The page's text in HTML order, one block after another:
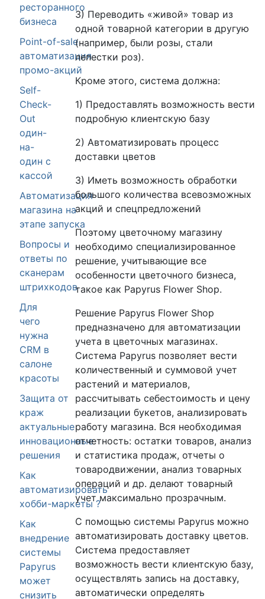
ресторанного
бизнеса
Point-of-sale
автоматизация
промо-акций
Self-
Check-
Out
один-
на-
один с
кассой
Автоматизация
магазина на
этапе запуска
Вопросы и
ответы по
сканерам
штрихкодов
Для
чего
нужна
CRM в
салоне
красоты
Защита от
краж
актуальные
инновационные
решения
Как
автоматизировать
хобби-маркеты ?
Как
внедрение
системы
Papyrus
может
снизить
3) Переводить «живой» товар из
одной товарной категории в другую
(например, были розы, стали
лепестки роз).
Кроме этого, система должна:
1) Предоставлять возможность вести
подробную клиентскую базу
2) Автоматизировать процесс
доставки цветов
3) Иметь возможность обработки
большого количества всевозможных
акций и спецпредложений
Поэтому цветочному магазину
необходимо специализированное
решение, учитывающие все
особенности цветочного бизнеса,
такое как Papyrus Flower Shop.
Решение Papyrus Flower Shop
предназначено для автоматизации
учета в цветочных магазинах.
Система Papyrus позволяет вести
количественный и суммовой учет
растений и материалов,
рассчитывать себестоимость и цену
реализации букетов, анализировать
работу магазина. Вся необходимая
отчетность: остатки товаров, анализ
и статистика продаж, отчеты о
товародвижении, анализ товарных
операций и др. делают товарный
учет максимально прозрачным.
С помощью системы Papyrus можно
автоматизировать доставку цветов.
Система предоставляет
возможность вести клиентскую базу,
осуществлять запись на доставку,
автоматически определять